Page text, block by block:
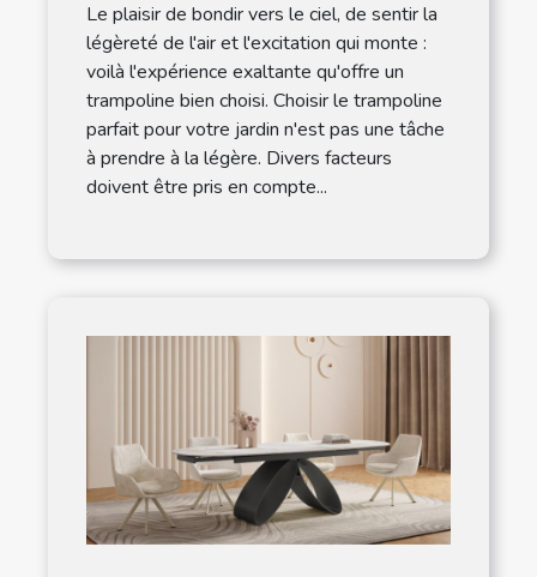
Le plaisir de bondir vers le ciel, de sentir la
légèreté de l'air et l'excitation qui monte :
voilà l'expérience exaltante qu'offre un
trampoline bien choisi. Choisir le trampoline
parfait pour votre jardin n'est pas une tâche
à prendre à la légère. Divers facteurs
doivent être pris en compte...